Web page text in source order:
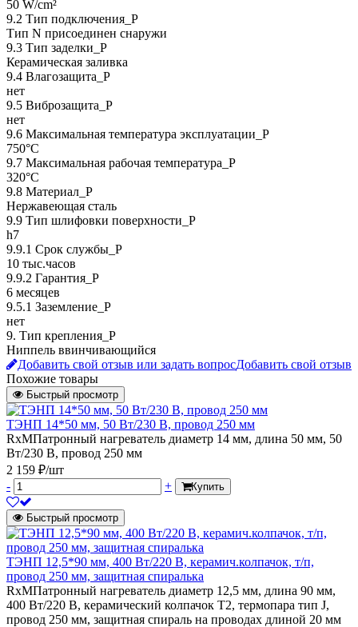
50 W/cm²
9.2 Тип подключения_P
Тип N присоединен снаружи
9.3 Тип заделки_Р
Керамическая заливка
9.4 Влагозащита_Р
нет
9.5 Виброзащита_Р
нет
9.6 Максимальная температура эксплуатации_Р
750°C
9.7 Максимальная рабочая температура_Р
320°C
9.8 Материал_Р
Нержавеющая сталь
9.9 Тип шлифовки поверхности_Р
h7
9.9.1 Срок службы_Р
10 тыс.часов
9.9.2 Гарантия_Р
6 месяцев
9.5.1 Заземление_P
нет
9. Тип крепления_Р
Ниппель ввинчивающийся
Добавить свой отзыв или задать вопросДобавить свой отзыв
Похожие товары
Быстрый просмотр
ТЭНП 14*50 мм, 50 Вт/230 В, провод 250 мм
RxMПатронный нагреватель диаметр 14 мм, длина 50 мм, 50
Вт/230 В, провод 250 мм
2 159 ₽/шт
-
+ Купить
Быстрый просмотр
ТЭНП 12,5*90 мм, 400 Вт/220 В, керамич.колпачок, т/п,
провод 250 мм, защитная спиралька
RxMПатронный нагреватель диаметр 12,5 мм, длина 90 мм,
400 Вт/220 В, керамический колпачок Т2, термопара тип J,
провод 250 мм, защитная спираль на проводах длиной 20 мм